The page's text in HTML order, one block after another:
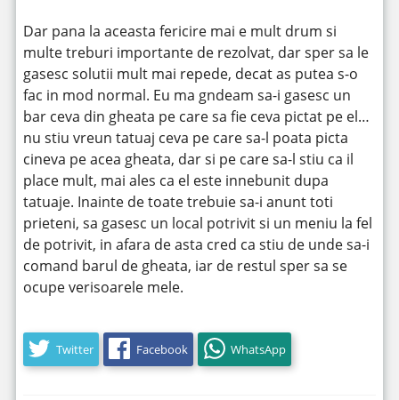
Dar pana la aceasta fericire mai e mult drum si
multe treburi importante de rezolvat, dar sper sa le
gasesc solutii mult mai repede, decat as putea s-o
fac in mod normal. Eu ma gndeam sa-i gasesc un
bar ceva din gheata pe care sa fie ceva pictat pe el…
nu stiu vreun tatuaj ceva pe care sa-l poata picta
cineva pe acea gheata, dar si pe care sa-l stiu ca il
place mult, mai ales ca el este innebunit dupa
tatuaje. Inainte de toate trebuie sa-i anunt toti
prieteni, sa gasesc un local potrivit si un meniu la fel
de potrivit, in afara de asta cred ca stiu de unde sa-i
comand barul de gheata, iar de restul sper sa se
ocupe verisoarele mele.
Twitter Facebook WhatsApp